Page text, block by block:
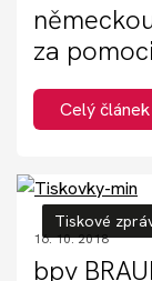
za
Celý článek
Tiskové
16. 10. 2018
bpv